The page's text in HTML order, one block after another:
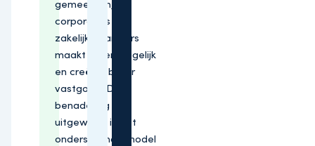
gemeenten,
corporaties en
zakelijke partners
maakt meer mogelijk
en creëert beter
vastgoed. Deze
benadering is
uitgewerkt in het
onderstaande model